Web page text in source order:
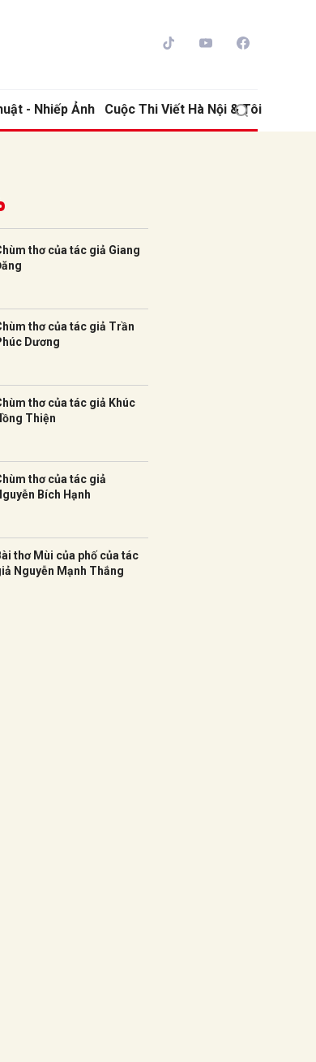
- Nhiếp Ảnh Cuộc Thi Viết Hà Nội & Tôi
thơ của tác giả Giang
thơ của tác giả Trần
Dương
thơ của tác giả Khúc
Thiện
thơ của tác giả
Bích Hạnh
thơ Mùi của phố của tác
Nguyễn Mạnh Thắng